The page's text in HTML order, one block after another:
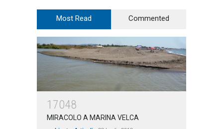
Most Read Commented
17048
MIRACOLO A MARINA VELCA